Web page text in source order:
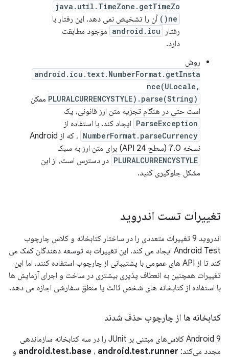
java.util.TimeZone.getTimeZo
ne()
آن را تشخیص نمی دهد. این رفتار با
رفتار
android.icu موجود مطابقت
دارد.
روش
android.icu.text.NumberFormat.getInsta
nce(ULocale,
PLURALCURRENCYSTYLE).parse(String) ممکن
است حتی در هنگام تجزیه متن ارز قانونی، یک
ParseException ایجاد کند. با استفاده از
NumberFormat.parseCurrency
، که از Android
نسخه 7.0 (سطح API 24) برای متن ارز به سبک
PLURALCURRENCYSTYLE در دسترس است، از این
مشکل جلوگیری کنید.
تغییرات تست اندروید
اندروید 9 تغییرات متعددی را در ساختار کتابخانه و کلاس چارچوب
Android Test ایجاد می کند. این تغییرات به توسعه دهندگان کمک می
کند تا از API های عمومی با پشتیبانی از چارچوب استفاده کنند، اما این
تغییرات همچنین به انعطاف پذیری بیشتری در ساخت و اجرای آزمایش ها
با استفاده از کتابخانه های شخص ثالث یا منطق سفارشی اجازه می دهد.
کتابخانه ها از چارچوب حذف شدند
Android 9 کلاس‌های مبتنی بر JUnit را در سه کتابخانه سازماندهی
مجدد می‌کند:
android.test.base ، android.test.runner
و